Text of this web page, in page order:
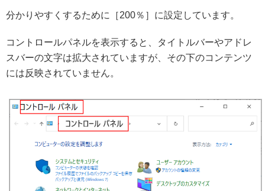
分かりやすくするために［200％］に設定しています。
コントロールパネルを表示すると、タイトルバーやアドレ
スバーの文字は拡大されていますが、その下のコンテンツ
には反映されていません。